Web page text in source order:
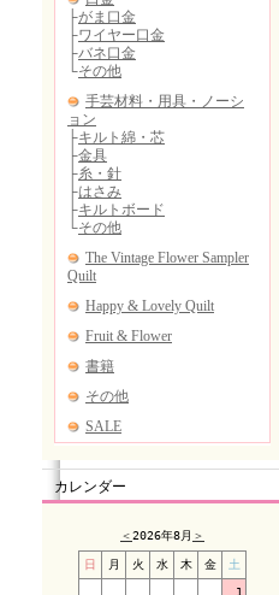
カレンダー
＜2026年8月 ＞
日 月 火 水 木 金 土
1